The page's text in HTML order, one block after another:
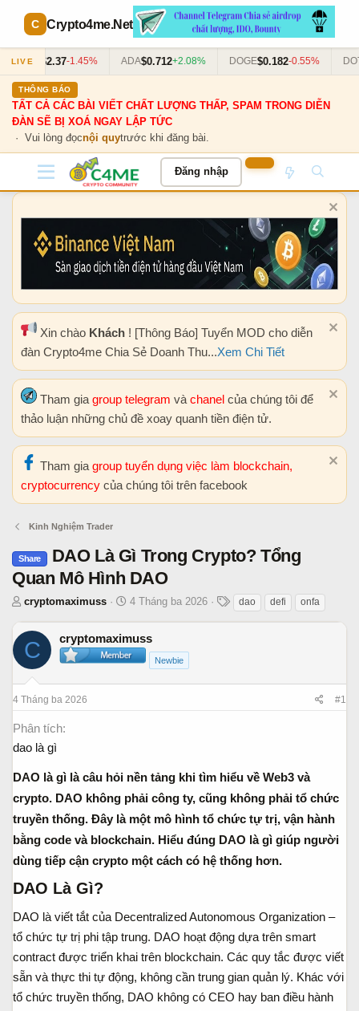
Crypto4me.Net
LIVE
XRP$2.37-1.45% ADA$0.712+2.08% DOGE$0.182-0.55% DOT
THÔNG BÁO
TẤT CẢ CÁC BÀI VIẾT CHẤT LƯỢNG THẤP, SPAM TRONG DIỄN
ĐÀN SẼ BỊ XOÁ NGAY LẬP TỨC
· Vui lòng đọcnội quytrước khi đăng bài.
Đăng nhập
Xin chào Khách ! [Thông Báo] Tuyển MOD cho diễn
đàn Crypto4me Chia Sẻ Doanh Thu...Xem Chi Tiết
Tham gia group telegram và chanel của chúng tôi để
thảo luận những chủ đề xoay quanh tiền điện tử.
Tham gia group tuyển dụng việc làm blockchain,
cryptocurrency của chúng tôi trên facebook
Kinh Nghiệm Trader
Share
DAO Là Gì Trong Crypto? Tổng
Quan Mô Hình DAO
T
r
e
a
d
s
a
r
e
r
cryptomaximuss
N
y
b
ắ
4 Tháng ba 2026 dao defi onfa
C cryptomaximuss
Newbie
4 Tháng ba 2026 #1
Phân tích
dao là gì
DAO là gì là câu hỏi nền tảng khi tìm hiểu về Web3 và
crypto. DAO không phải công ty, cũng không phải tổ chức
truyền thống. Đây là một mô hình tổ chức tự trị, vận hành
bằng code và blockchain. Hiểu đúng DAO là gì giúp người
dùng tiếp cận crypto một cách có hệ thống hơn.
DAO Là Gì?​
DAO là viết tắt của Decentralized Autonomous Organization –
tổ chức tự trị phi tập trung. DAO hoạt động dựa trên smart
contract được triển khai trên blockchain. Các quy tắc được viết
sẵn và thực thi tự động, không cần trung gian quản lý. Khác với
tổ chức truyền thống, DAO không có CEO hay ban điều hành